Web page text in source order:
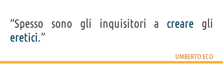
“Spesso sono gli inquisitori a creare gli
eretici.”
UMBERTO ECO